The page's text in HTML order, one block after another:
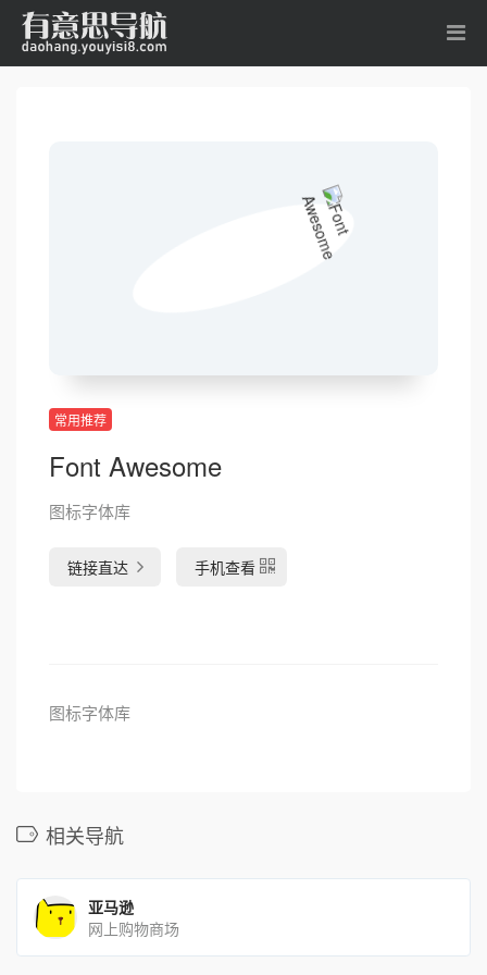
常用推荐
Font Awesome
图标字体库
链接直达 手机查看
图标字体库
相关导航
亚马逊
网上购物商场